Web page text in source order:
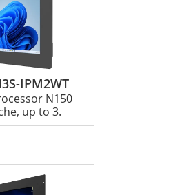
IPM2WT
N150
up to 3.